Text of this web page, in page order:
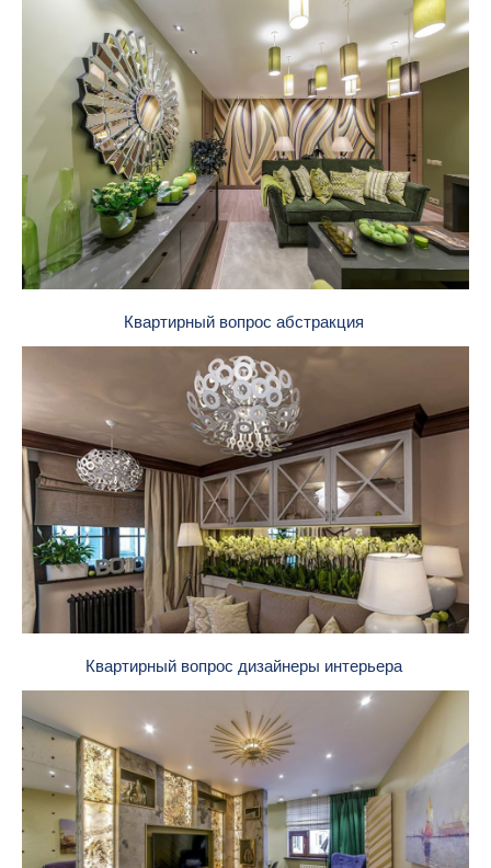
Квартирный вопрос абстракция
Квартирный вопрос дизайнеры интерьера